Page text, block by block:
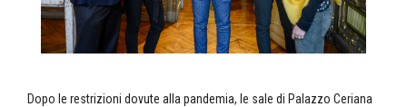
Dopo le restrizioni dovute alla pandemia, le sale di Palazzo Ceriana